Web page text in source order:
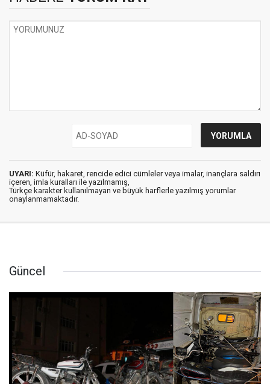
UYARI: Küfür, hakaret, rencide edici cümleler veya imalar, inançlara saldırı
içeren, imla kuralları ile yazılmamış,
Türkçe karakter kullanılmayan ve büyük harflerle yazılmış yorumlar
onaylanmamaktadır.
Güncel